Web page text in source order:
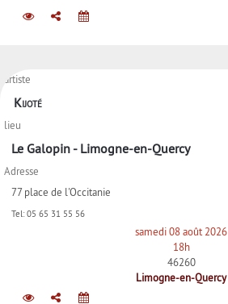
artiste
Kijoté
lieu
Le Galopin - Limogne-en-Quercy
Adresse
77 place de l'Occitanie
Tel: 05 65 31 55 56
samedi 08 août 2026
18h
46260
Limogne-en-Quercy